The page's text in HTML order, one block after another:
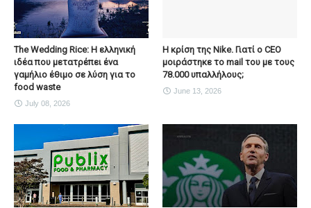
The Wedding Rice: Η ελληνική
ιδέα που μετατρέπει ένα
γαμήλιο έθιμο σε λύση για το
food waste
July 08, 2026
Η κρίση της Nike. Γιατί ο CEO
μοιράστηκε το mail του με τους
78.000 υπαλλήλους;
June 13, 2026